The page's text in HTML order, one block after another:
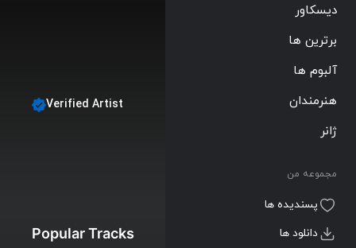
دیسکاور
برترین ها
آلبوم ها
هنرمندان
ژانر
مجموعه من
پسندیده ها
دانلود ها
Verified Artist
Popular Tracks New Tracks